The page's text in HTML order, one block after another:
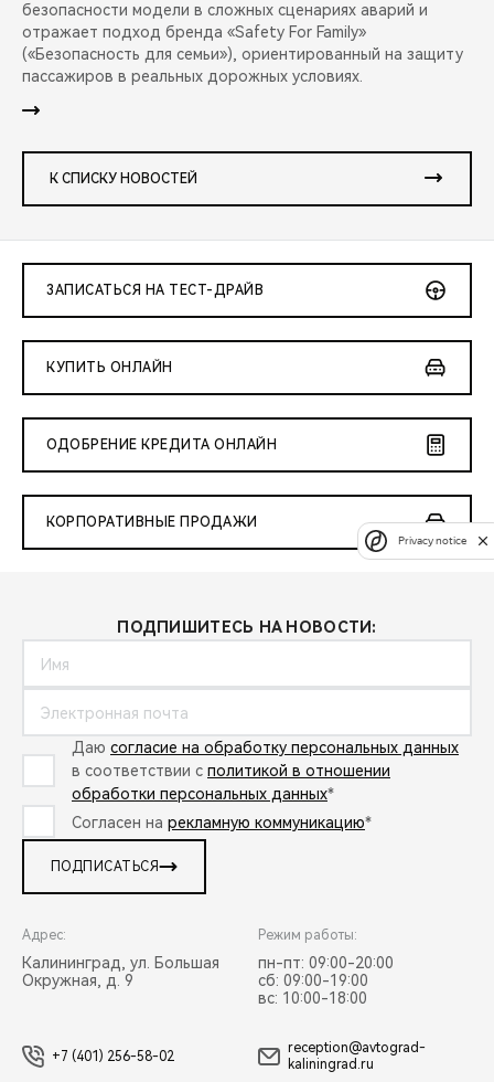
безопасности модели в сложных сценариях аварий и
отражает подход бренда «Safety For Family»
(«Безопасность для семьи»), ориентированный на защиту
пассажиров в реальных дорожных условиях.
К СПИСКУ НОВОСТЕЙ
ЗАПИСАТЬСЯ НА ТЕСТ-ДРАЙВ
КУПИТЬ ОНЛАЙН
ОДОБРЕНИЕ КРЕДИТА ОНЛАЙН
КОРПОРАТИВНЫЕ ПРОДАЖИ
ПОДПИШИТЕСЬ НА НОВОСТИ:
Даю согласие на обработку персональных данных
в соответствии с политикой в отношении
обработки персональных данных*
Согласен на рекламную коммуникацию*
ПОДПИСАТЬСЯ
Адрес:
Калининград, ул. Большая
Окружная, д. 9
Режим работы:
пн-пт: 09:00-20:00
сб: 09:00-19:00
вс: 10:00-18:00
+7 (401) 256-58-02
reception@avtograd-
kaliningrad.ru
Privacy notice